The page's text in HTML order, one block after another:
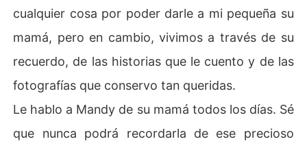
cualquier cosa por poder darle a mi pequeña su
mamá, pero en cambio, vivimos a través de su
recuerdo, de las historias que le cuento y de las
fotografías que conservo tan queridas.
Le hablo a Mandy de su mamá todos los días. Sé
que nunca podrá recordarla de ese precioso